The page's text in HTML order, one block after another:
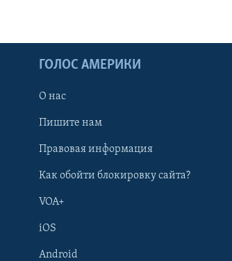
ГОЛОС АМЕРИКИ
О нас
Пишите нам
Правовая информация
Как обойти блокировку сайта?
VOA+
iOS
Android